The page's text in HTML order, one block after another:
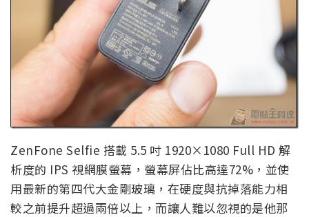
ZenFone Selfie 搭載 5.5 吋 1920×1080 Full HD 解
析度的 IPS 視網膜螢幕，螢幕屏佔比高達72%，並使
用最新的第四代大金剛玻璃，在硬度與抗掉落能力相
較之前提升超過兩倍以上，而讓人難以忽視的是他那